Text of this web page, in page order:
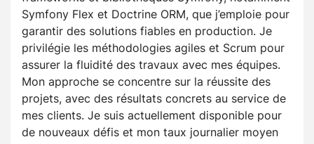
Symfony Flex et Doctrine ORM, que j’emploie pour
garantir des solutions fiables en production. Je
privilégie les méthodologies agiles et Scrum pour
assurer la fluidité des travaux avec mes équipes.
Mon approche se concentre sur la réussite des
projets, avec des résultats concrets au service de
mes clients. Je suis actuellement disponible pour
de nouveaux défis et mon taux journalier moyen